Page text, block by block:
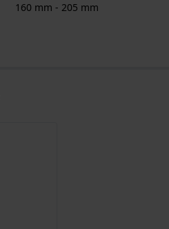
160 mm - 205 mm